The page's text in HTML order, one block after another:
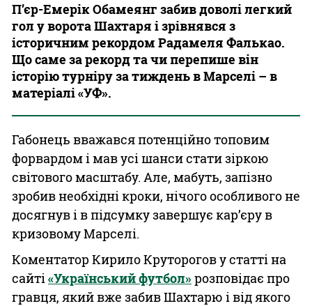
Пʼєр-Емерік Обамеянг забив доволі легкий
гол у ворота Шахтаря і зрівнявся з
історичним рекордом Радамеля Фалькао.
Що саме за рекорд та чи перепише він
історію турніру за тиждень в Марселі – в
матеріалі «УФ».
Габонець вважався потенційно топовим
форвардом і мав усі шанси стати зіркою
світового масштабу. Але, мабуть, запізно
зробив необхідні кроки, нічого особливого не
досягнув і в підсумку завершує карʼєру в
кризовому Марселі.
Коментатор Кирило Круторогов у статті на
сайті«Український футбол»розповідає про
гравця, який вже забив Шахтарю і від якого